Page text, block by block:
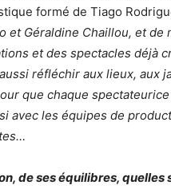
formé de Tiago
et Géraldine Chaillou, et de
et des spectacles déjà
réfléchir aux lieux, aux
que chaque
avec les équipes de
de ses équilibres,